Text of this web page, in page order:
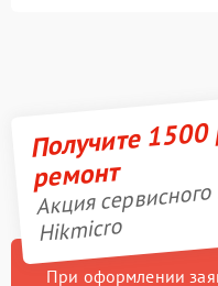
Получите
ремонт
Акция
Hikmicro
При оформлении